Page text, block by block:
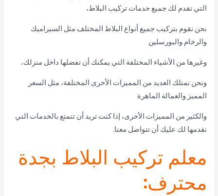
التي تقدم لك جميع خدمات تركيب البلاط،
نحن نقوم بتركيب جميع أنواع البلاط المختلف مثل السيراميك
والرخام والبورسلين
وغيرها من الأشياء المختلفة التي يمكنك أن تفضلها داخل منزلك،
ونحن نمتلك العديد من المميزات الأخرى المختلفة، مثل السعر
المميز والعمالة الماهرة
والكثير من المميزات الأخرى، إذا كنت تريد أن تتمتع بالخدمات التي
نقدمها لك عليك أن تتواصل معنا.
معلم تركيب البلاط بجدة
محترف: